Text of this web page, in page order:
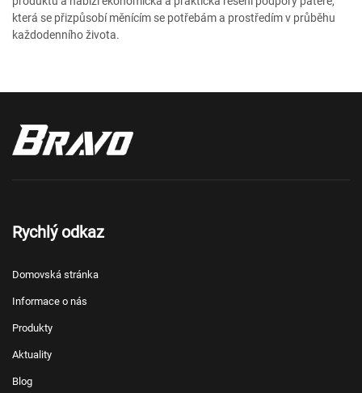
která se přizpůsobí měnícím se potřebám a prostředím v průběhu
každodenního života.
Rychlý odkaz
Domovská stránka
Informace o nás
Produkty
Aktuality
Blog